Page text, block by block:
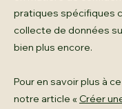
pratiques spécifiques
collecte de données
bien plus encore.
Pour en savoir plus à
notre article « Créer